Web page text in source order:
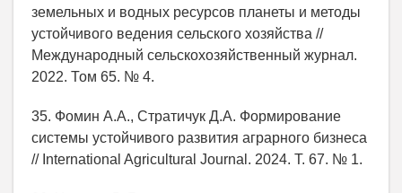
земельных и водных ресурсов планеты и методы
устойчивого ведения сельского хозяйства //
Международный сельскохозяйственный журнал.
2022. Том 65. № 4.
35. Фомин А.А., Стратичук Д.А. Формирование
системы устойчивого развития аграрного бизнеса
// International Agricultural Journal. 2024. Т. 67. № 1.